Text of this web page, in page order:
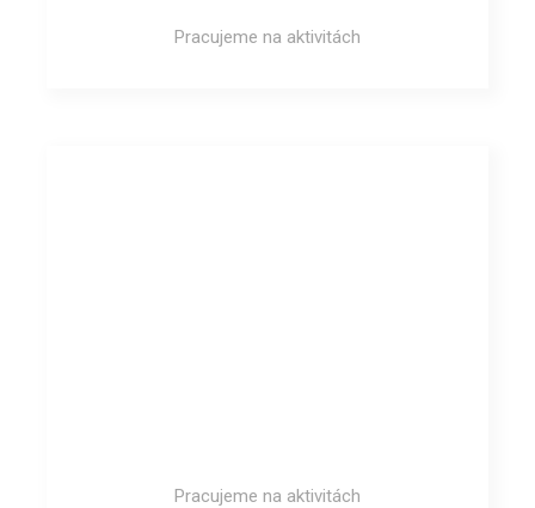
Pracujeme na aktivitách
Pracujeme na aktivitách